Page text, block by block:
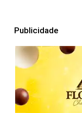
Publicidade